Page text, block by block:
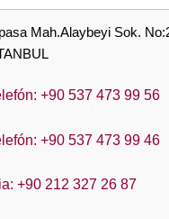
Mah.Alaybeyi Sok.
+90 537 473 99 56
+90 537 473 99 46
+90 212 327 26 87